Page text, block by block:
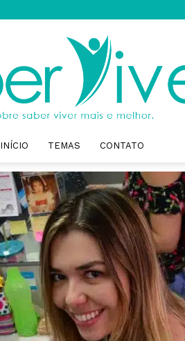
Saber
Viver
INÍCIO TEMAS CONTATO